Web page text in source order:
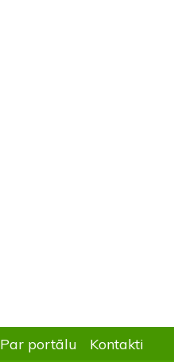
Par portālu Kontakti